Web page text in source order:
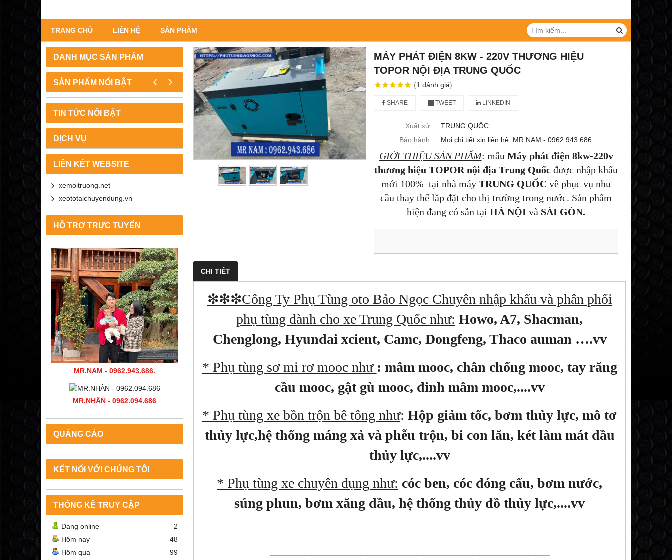
TRANG CHỦ LIÊN HỆ SẢN PHẨM
DANH MỤC SẢN PHẨM
SẢN PHẨM NỔI BẬT ‹ ›
TIN TỨC NỔI BẬT
DỊCH VỤ
LIÊN KẾT WEBSITE
xemoitruong.net
xeototaichuyendung.vn
HỖ TRỢ TRỰC TUYẾN
MR.NAM - 0962.943.686.
MR.NHÂN - 0962.094.686
QUẢNG CÁO
KẾT NỐI VỚI CHÚNG TÔI
THỐNG KÊ TRUY CẬP
Đang online
2
Hôm nay
48
Hôm qua
99
MÁY PHÁT ĐIỆN 8KW - 220V THƯƠNG HIỆU
TOPOR NỘI ĐỊA TRUNG QUỐC
(1 đánh giá)
SHARE TWEET LINKEDIN
Xuất xứ :
TRUNG QUỐC
Bảo hành :
Mọi chi tiết xin liên hệ: MR.NAM - 0962.943.686
GIỚI THIỆU SẢN PHẨM: mẫu Máy phát điện 8kw-220v
thương hiệu TOPOR nội địa Trung Quốc được nhập khẩu
mới 100% tại nhà máy TRUNG QUỐC về phục vụ nhu
cầu thay thế lắp đặt cho thị trường trong nước. Sản phẩm
hiện đang có sẵn tại HÀ NỘI và SÀI GÒN.
CHI TIẾT
❇❇❇Công Ty Phụ Tùng oto Bảo Ngọc Chuyên nhập khẩu và phân phối
phụ tùng dành cho xe Trung Quốc như: Howo, A7, Shacman,
Chenglong, Hyundai xcient, Camc, Dongfeng, Thaco auman ….vv
* Phụ tùng sơ mi rơ mooc như : mâm mooc, chân chống mooc, tay răng
cầu mooc, gật gù mooc, đinh mâm mooc,....vv
* Phụ tùng xe bồn trộn bê tông như: Hộp giảm tốc, bơm thủy lực, mô tơ
thủy lực,hệ thống máng xả và phễu trộn, bi con lăn, két làm mát dầu
thủy lực,....vv
* Phụ tùng xe chuyên dụng như: cóc ben, cóc đóng cẩu, bơm nước,
súng phun, bơm xăng dầu, hệ thống thủy đồ thủy lực,....vv